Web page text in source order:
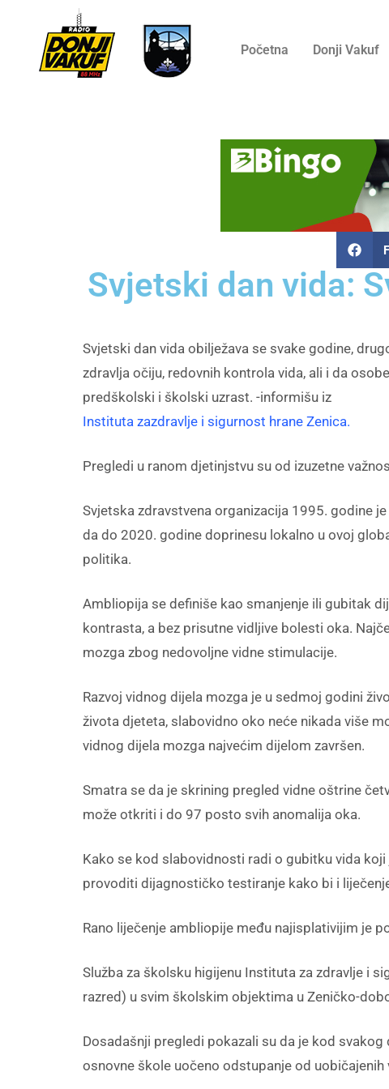
Početna Donji Vakuf
Svjetski dan vida:
Svjetski dan vida obilježava se svake godine,
zdravlja očiju, redovnih kontrola vida, ali i da
predškolski i školski uzrast. -informišu iz
Instituta zazdravlje i sigurnost hrane Zenica.
Pregledi u ranom djetinjstvu su od izuzetne
Svjetska zdravstvena organizacija 1995. godine
da do 2020. godine doprinesu lokalno u ovoj
politika.
Ambliopija se definiše kao smanjenje ili gubitak
kontrasta, a bez prisutne vidljive bolesti oka.
mozga zbog nedovoljne vidne stimulacije.
Razvoj vidnog dijela mozga je u sedmoj godini
života djeteta, slabovidno oko neće nikada više
vidnog dijela mozga najvećim dijelom završen.
Smatra se da je skrining pregled vidne oštrine
može otkriti i do 97 posto svih anomalija oka.
Kako se kod slabovidnosti radi o gubitku vida
provoditi dijagnostičko testiranje kako bi i
Rano liječenje ambliopije među najisplativijim je
Služba za školsku higijenu Instituta za zdravlje i
razred) u svim školskim objektima u Zeničko-
Dosadašnji pregledi pokazali su da je kod
osnovne škole uočeno odstupanje od